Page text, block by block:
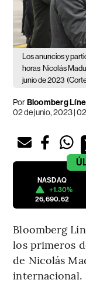
Los anuncios y
horas Nicolás
junio de 2023
PorBloomberg
02 de junio, 2023 |
NASDAQ
+1.30%
26,690.62
Bloomberg
los primeros
de Nicolás
internacional.